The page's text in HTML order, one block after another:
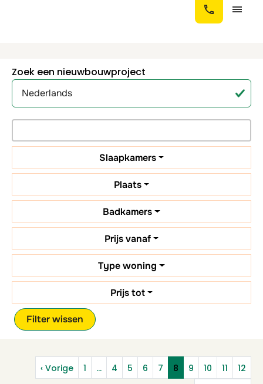
Zoek een nieuwbouwproject
Slaapkamers
Plaats
Badkamers
Prijs vanaf
Type woning
Prijs tot
Filter wissen
‹ Vorige 1 … 4 5 6 7 8 9 10 11
12